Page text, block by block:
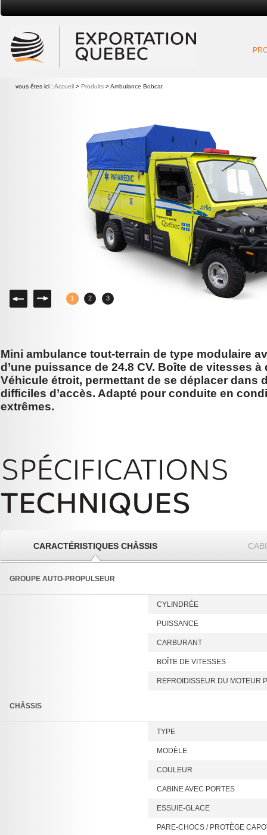
vous êtes ici : Accueil> Produits>Ambulance Bobcat
Droite1 2 3
Mini ambulance tout-terrain de type modulaire
d’une puissance de 24.8 CV. Boîte de vitesses
Véhicule étroit, permettant de se déplacer dans
difficiles d’accès. Adapté pour conduite en
extrêmes.
CARACTÉRISTIQUES CHÂSSIS
GROUPE AUTO-PROPULSEUR
CYLINDRÉE
PUISSANCE
CARBURANT
BOÎTE DE VITESSES
REFROIDISSEUR DU MOTEUR
CHÂSSIS
TYPE
MODÈLE
COULEUR
CABINE AVEC PORTES
ESSUIE-GLACE
PARE-CHOCS / PROTÈGE